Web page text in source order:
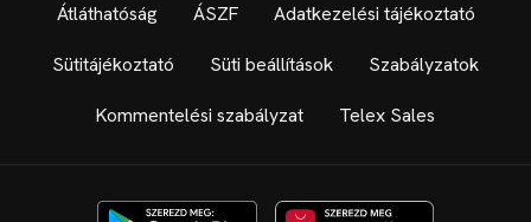
Átláthatóság ÁSZF Adatkezelési tájékoztató
Sütitájékoztató Süti beállítások Szabályzatok
Kommentelési szabályzat Telex Sales